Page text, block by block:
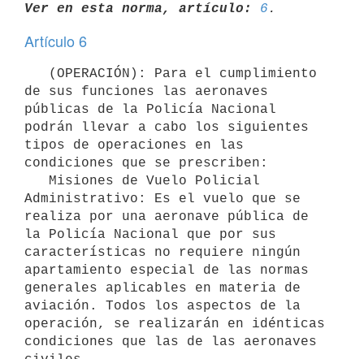
Ver en esta norma, artículo: 6
Artículo 6
de sus funciones las aeronaves
públicas de la Policía Nacional
podrán llevar a cabo los siguientes
tipos de operaciones en las
condiciones que se prescriben:
Administrativo: Es el vuelo que se
realiza por una aeronave pública de
la Policía Nacional que por sus
características no requiere ningún
apartamiento especial de las normas
generales aplicables en materia de
aviación. Todos los aspectos de la
operación, se realizarán en idénticas
condiciones que las de las aeronaves